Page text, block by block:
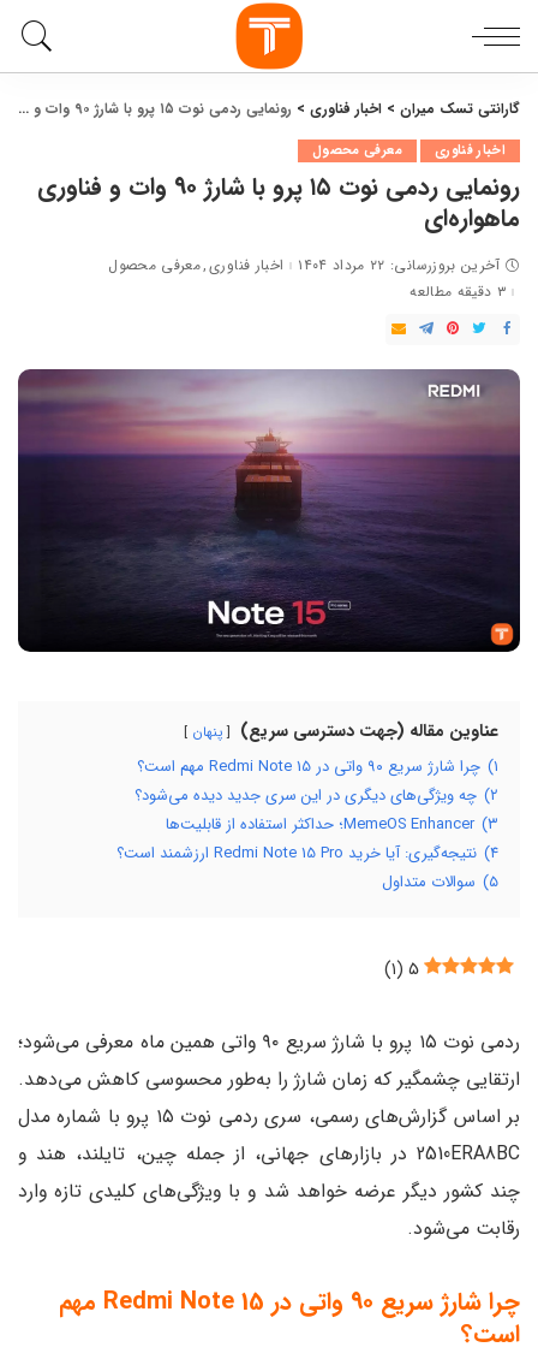
گارانتی تسک میران > اخبار فناوری > رونمایی ردمی نوت ۱۵ پرو با شارژ ۹۰ وات و فناوری ماهواره‌ای
اخبار فناوری معرفی محصول
رونمایی ردمی نوت ۱۵ پرو با شارژ ۹۰ وات و فناوری
ماهواره‌ای
آخرین بروزرسانی: ۲۲ مرداد ۱۴۰۴ اخبار فناوری معرفی محصول
۳ دقیقه مطالعه
عناوین مقاله (جهت دسترسی سریع) پنهان
۱) چرا شارژ سریع ۹۰ واتی در Redmi Note 15 مهم است؟
۲) چه ویژگی‌های دیگری در این سری جدید دیده می‌شود؟
۳) MemeOS Enhancer؛ حداکثر استفاده از قابلیت‌ها
۴) نتیجه‌گیری: آیا خرید Redmi Note 15 Pro ارزشمند است؟
۵)
سوالات متداول
۵ (۱)
ردمی نوت ۱۵ پرو با شارژ سریع ۹۰ واتی همین ماه معرفی می‌شود؛
ارتقایی چشمگیر که زمان شارژ را به‌طور محسوسی کاهش می‌دهد.
بر اساس گزارش‌های رسمی، سری ردمی نوت ۱۵ پرو با شماره مدل
2510ERA8BC در بازارهای جهانی، از جمله چین، تایلند، هند و
چند کشور دیگر عرضه خواهد شد و با ویژگی‌های کلیدی تازه وارد
رقابت می‌شود.
چرا شارژ سریع ۹۰ واتی در Redmi Note 15 مهم
است؟